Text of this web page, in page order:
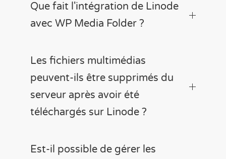
Que fait l'intégration de Linode
avec WP Media Folder ?
Les fichiers multimédias
peuvent-ils être supprimés du
serveur après avoir été
téléchargés sur Linode ?
Est-il possible de gérer les